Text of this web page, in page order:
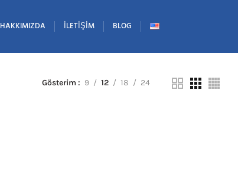
HAKKIMIZDA İLETIŞIM BLOG
Gösterim 9 12 18 24